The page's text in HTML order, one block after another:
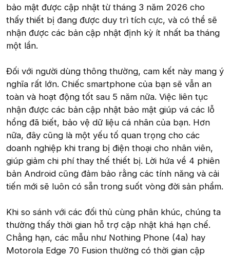
bảo mật được cập nhật từ tháng 3 năm 2026 cho
thấy thiết bị đang được duy trì tích cực, và có thể sẽ
nhận được các bản cập nhật định kỳ ít nhất ba tháng
một lần.
Đối với người dùng thông thường, cam kết này mang ý
nghĩa rất lớn. Chiếc smartphone của bạn sẽ vẫn an
toàn và hoạt động tốt sau 5 năm nữa. Việc liên tục
nhận được các bản cập nhật bảo mật giúp vá các lỗ
hổng đã biết, bảo vệ dữ liệu cá nhân của bạn. Hơn
nữa, đây cũng là một yếu tố quan trọng cho các
doanh nghiệp khi trang bị điện thoại cho nhân viên,
giúp giảm chi phí thay thế thiết bị. Lời hứa về 4 phiên
bản Android cũng đảm bảo rằng các tính năng và cải
tiến mới sẽ luôn có sẵn trong suốt vòng đời sản phẩm.
Khi so sánh với các đối thủ cùng phân khúc, chúng ta
thường thấy thời gian hỗ trợ cập nhật khá hạn chế.
Chẳng hạn, các mẫu như Nothing Phone (4a) hay
Motorola Edge 70 Fusion thường có thời gian cập